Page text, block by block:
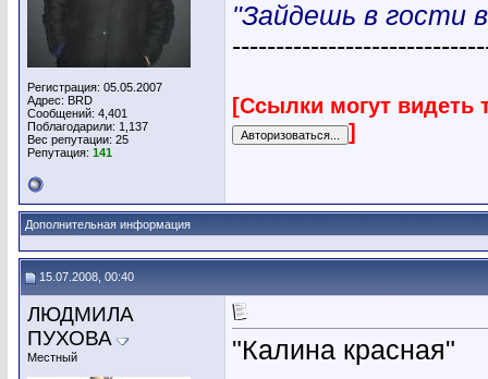
Регистрация: 05.05.2007
Адрес: BRD
Сообщений: 4,401
Поблагодарили: 1,137
Вес репутации: 25
Репутация: 141
"Зайдешь в гости
[Ссылки могут видеть
]
Дополнительная информация
15.07.2008, 00:40
ЛЮДМИЛА
ПУХОВА
Местный "Калина красная"